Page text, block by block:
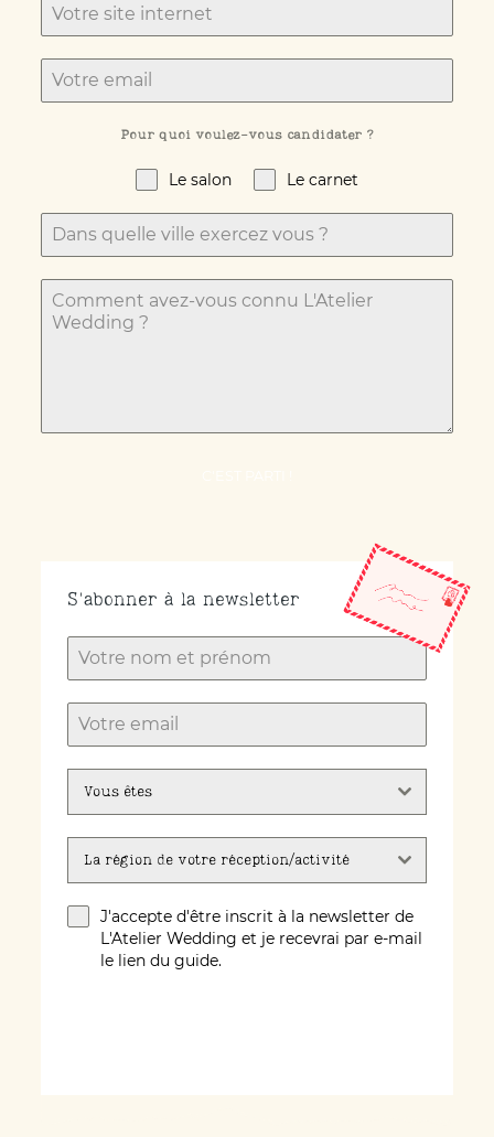
Pour quoi voulez-vous candidater ?
Le salon Le carnet
S'abonner à la newsletter
Vous êtes
La région de votre réception/activité
J'accepte d'être inscrit à la newsletter de
L'Atelier Wedding et je recevrai par e-mail
le lien du guide.